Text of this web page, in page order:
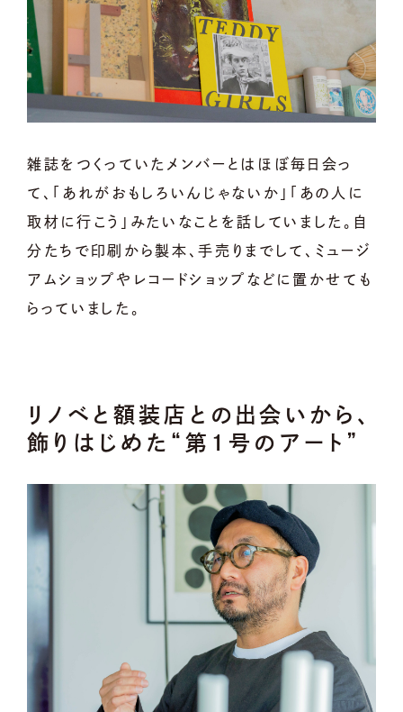
雑誌をつくっていたメンバーとはほぼ毎日会っ
て、「あれがおもしろいんじゃないか」「あの人に
取材に行こう」みたいなことを話していました。自
分たちで印刷から製本、手売りまでして、ミュージ
アムショップやレコードショップなどに置かせても
らっていました。
リノベと額装店との出会いから、
飾りはじめた“第1号のアート”